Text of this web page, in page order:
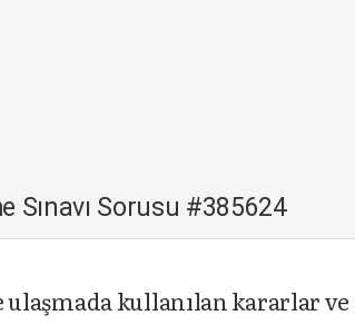
Sınavı Sorusu #385624
ulaşmada kullanılan kararlar